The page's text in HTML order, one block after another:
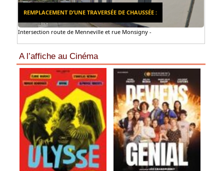
REMPLACEMENT D’UNE TRAVERSÉE DE CHAUSSÉE :
Intersection route de Menneville et rue Monsigny -
A l’affiche au Cinéma